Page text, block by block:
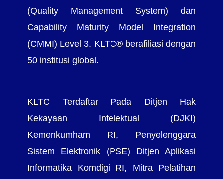
(Quality Management System) dan
Capability Maturity Model Integration
(CMMI) Level 3. KLTC® berafiliasi dengan
50 institusi global.
KLTC Terdaftar Pada Ditjen Hak
Kekayaan Intelektual (DJKI)
Kemenkumham RI, Penyelenggara
Sistem Elektronik (PSE) Ditjen Aplikasi
Informatika Komdigi RI, Mitra Pelatihan